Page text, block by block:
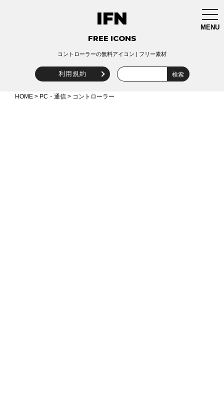
MENU
IFN
FREE ICONS
コントローラーの無料アイコン | フリー素材
利用規約
HOME > PC・通信 > コントローラー